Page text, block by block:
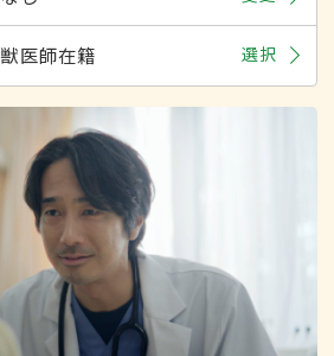
医師在籍 選択